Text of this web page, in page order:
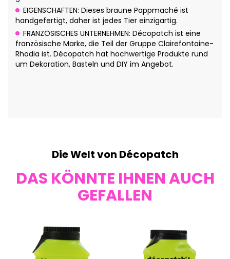
EIGENSCHAFTEN: Dieses braune Pappmaché ist
handgefertigt, daher ist jedes Tier einzigartig.
FRANZÖSISCHES UNTERNEHMEN: Décopatch ist eine
französische Marke, die Teil der Gruppe Clairefontaine-
Rhodia ist. Décopatch hat hochwertige Produkte rund
um Dekoration, Basteln und DIY im Angebot.
Die Welt von Décopatch
DAS KÖNNTE IHNEN AUCH
GEFALLEN